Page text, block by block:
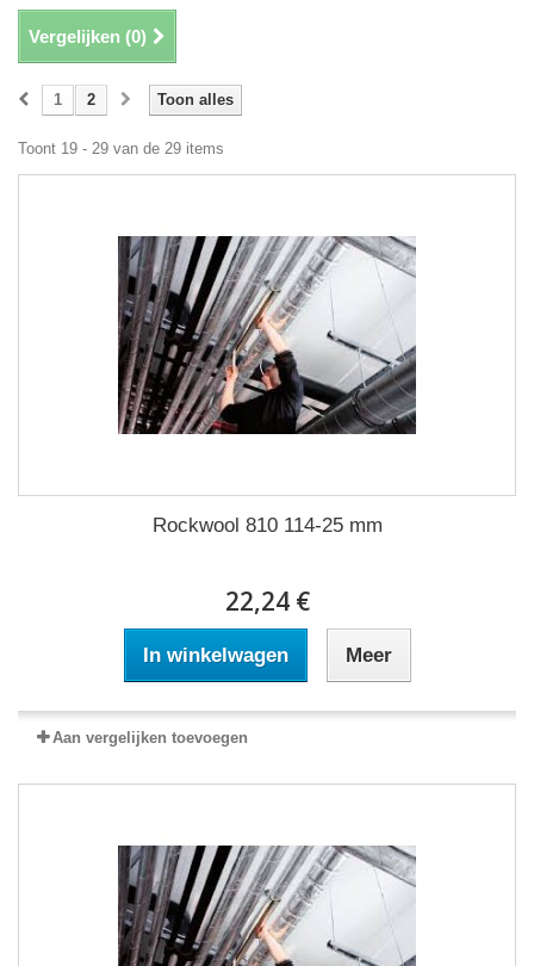
Vergelijken (0)
Toon alles
1 2
Toont 19 - 29 van de 29 items
Rockwool 810 114-25 mm
22,24 €
In winkelwagen Meer
Aan vergelijken toevoegen